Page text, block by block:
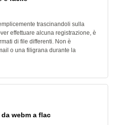
trascinandoli sulla
effettuare alcuna registrazione, è
di file differenti. Non è
o una filigrana durante la
webm a flac